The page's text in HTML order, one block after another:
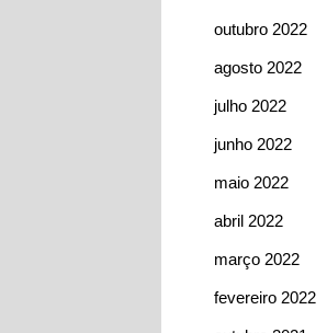
outubro 2022
agosto 2022
julho 2022
junho 2022
maio 2022
abril 2022
março 2022
fevereiro 2022